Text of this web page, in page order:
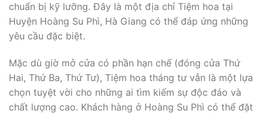
chuẩn bị kỹ lưỡng. Đây là một địa chỉ Tiệm hoa tại
Huyện Hoàng Su Phì, Hà Giang có thể đáp ứng những
yêu cầu đặc biệt.
Mặc dù giờ mở cửa có phần hạn chế (đóng cửa Thứ
Hai, Thứ Ba, Thứ Tư), Tiệm hoa tháng tư vẫn là một lựa
chọn tuyệt vời cho những ai tìm kiếm sự độc đáo và
chất lượng cao. Khách hàng ở Hoàng Su Phì có thể đặt